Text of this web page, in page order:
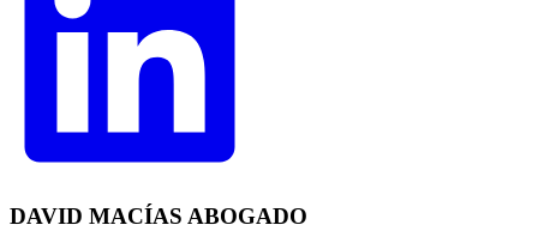
DAVID MACÍAS ABOGADO